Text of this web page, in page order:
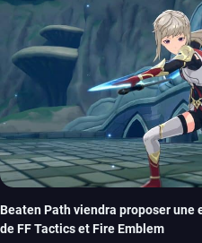
Beaten Path viendra proposer une
de FF Tactics et Fire Emblem